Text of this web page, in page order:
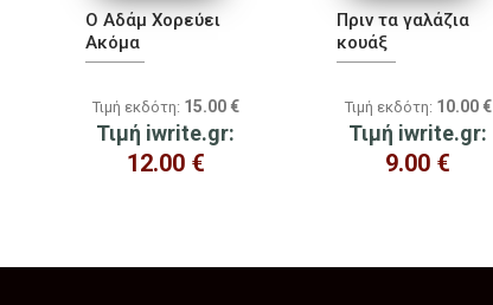
Ο Αδάμ Χορεύει
Ακόμα
Τιμή εκδότη: 15.00 €
Τιμή iwrite.gr:
12.00 €
Πριν τα γαλάζια
κουάξ
Τιμή εκδότη: 10.00 €
Τιμή iwrite.gr:
9.00 €